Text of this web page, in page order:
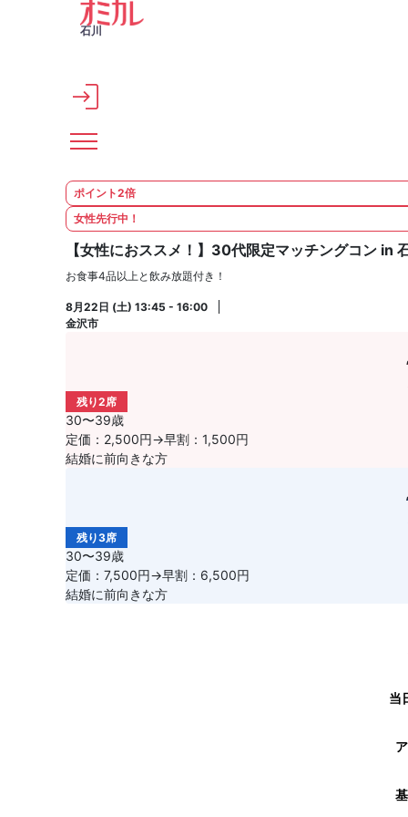
メインコンテンツへスキップ
石川
ポイント2倍
女性先行中！
【女性におススメ！】30代限定マッチングコン in
お食事4品以上と飲み放題付き！
8月22日 (土) 13:45 - 16:00
金沢市
残り2席
30〜39歳
定価：2,500円→早割：1,500円
結婚に前向きな方
残り3席
30〜39歳
定価：7,500円→早割：6,500円
結婚に前向きな方
当